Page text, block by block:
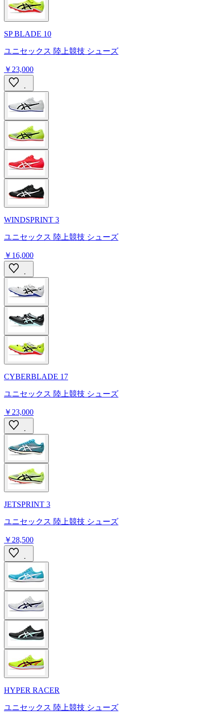
SP BLADE 10
ユニセックス 陸上競技 シューズ
￥23,000
WINDSPRINT 3
ユニセックス 陸上競技 シューズ
￥16,000
CYBERBLADE 17
ユニセックス 陸上競技 シューズ
￥23,000
JETSPRINT 3
ユニセックス 陸上競技 シューズ
￥28,500
HYPER RACER
ユニセックス 陸上競技 シューズ